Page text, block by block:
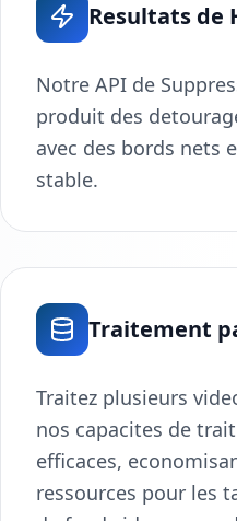
Resultats de
Notre API de
produit des
avec des bords nets
stable.
Traitement
Traitez plusieurs
nos capacites de
efficaces,
ressources pour les